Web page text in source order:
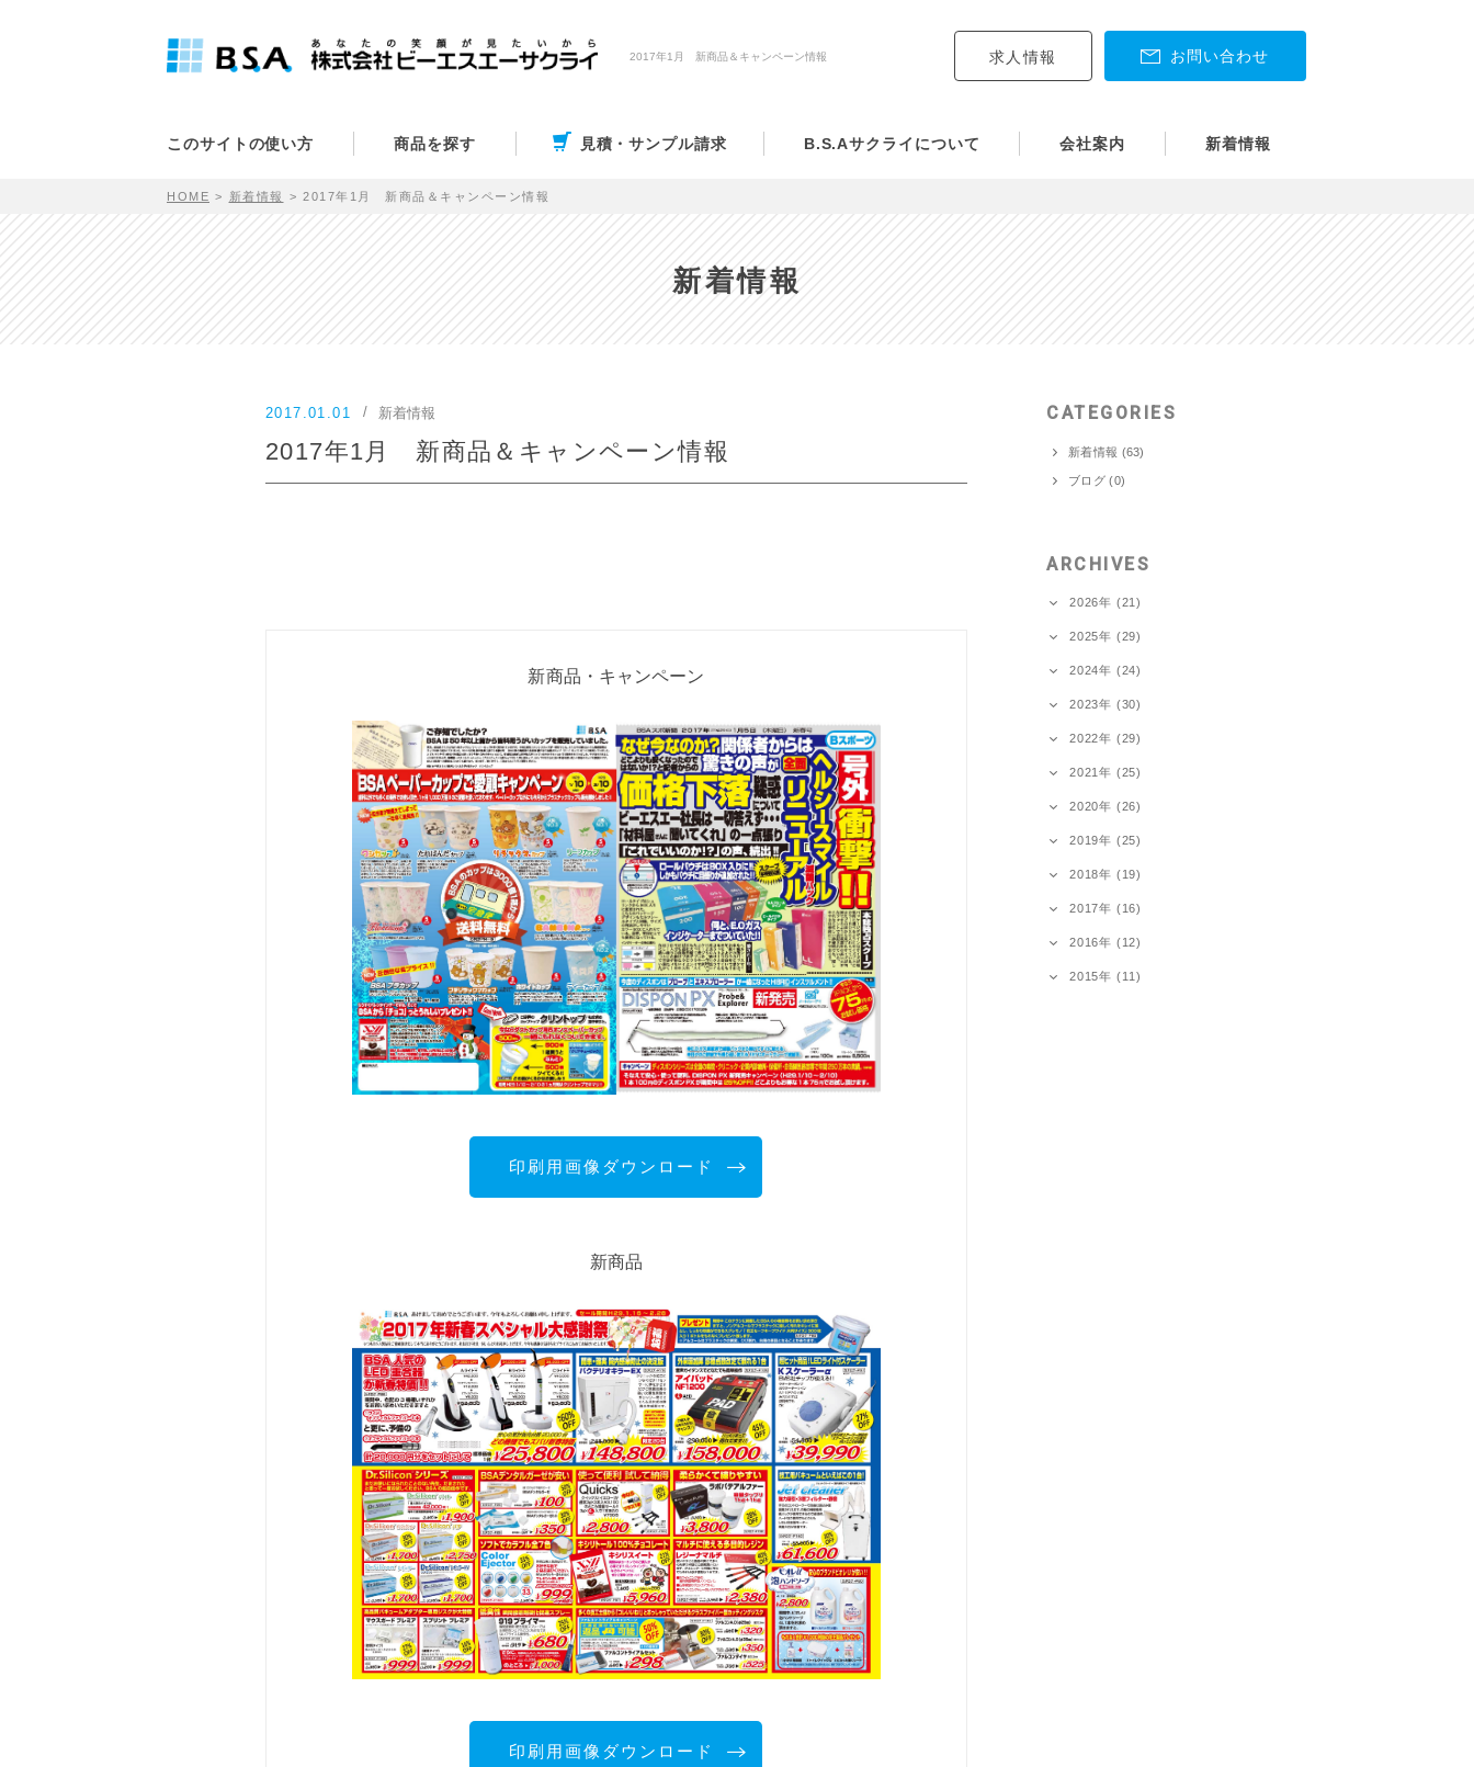
2017年1月 新商品＆キャンペーン情報 お問い合わせ
求人情報
このサイトの使い方 商品を探す 見積・サンプル請求 B.S.Aサクライについて 会社案内 新着情報
HOME 新着情報 2017年1月 新商品＆キャンペーン情報
新着情報
2017.01.01 新着情報
2017年1月 新商品＆キャンペーン情報
新商品・キャンペーン
印刷用画像ダウンロード
新商品
印刷用画像ダウンロード
CATEGORIES
新着情報 (63)
ブログ (0)
ARCHIVES
2026年 (21)
2025年 (29)
2024年 (24)
2023年 (30)
2022年 (29)
2021年 (25)
2020年 (26)
2019年 (25)
2018年 (19)
2017年 (16)
2016年 (12)
2015年 (11)